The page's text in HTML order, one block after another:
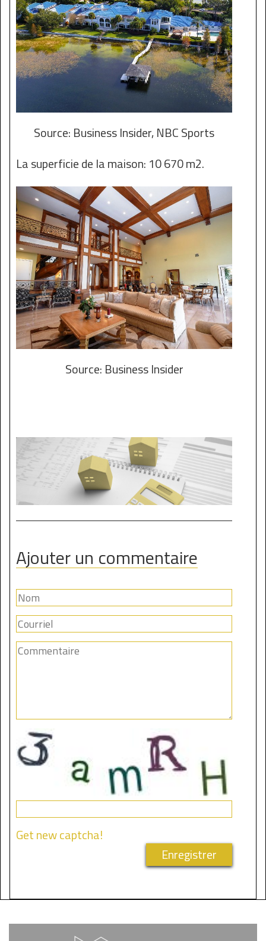
Source: Business Insider, NBC Sports
La superficie de la maison: 10 670 m2.
Source: Business Insider
Ajouter un commentaire
Get new captcha!